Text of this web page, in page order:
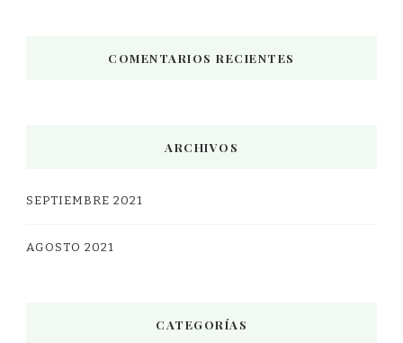
COMENTARIOS RECIENTES
ARCHIVOS
SEPTIEMBRE 2021
AGOSTO 2021
CATEGORÍAS